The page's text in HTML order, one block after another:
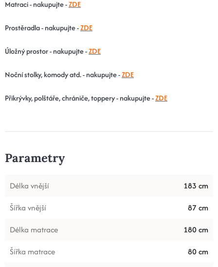
Matraci - nakupujte -ZDE
Prostěradla - nakupujte -ZDE
Úložný prostor - nakupujte -ZDE
Noční stolky, komody atd. - nakupujte -ZDE
Přikrývky, polštáře, chrániče, toppery - nakupujte -ZDE
Parametry
Délka vnější
183 cm
Šířka vnější
87 cm
Délka matrace
180 cm
Šířka matrace
80 cm